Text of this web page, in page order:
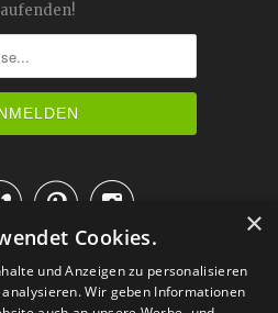
 ×
Cookies.
und Anzeigen zu personalisieren
Wir geben Informationen